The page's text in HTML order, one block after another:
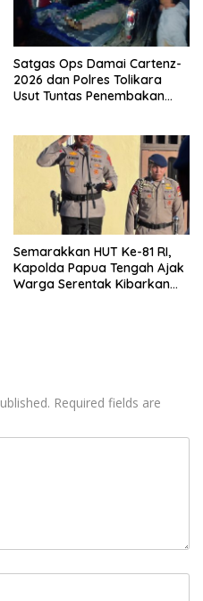
Satgas Ops Damai Cartenz-
2026 dan Polres Tolikara
Usut Tuntas Penembakan
Semarakkan HUT Ke-81 RI,
Kapolda Papua Tengah Ajak
Warga Serentak Kibarkan
Required fields are